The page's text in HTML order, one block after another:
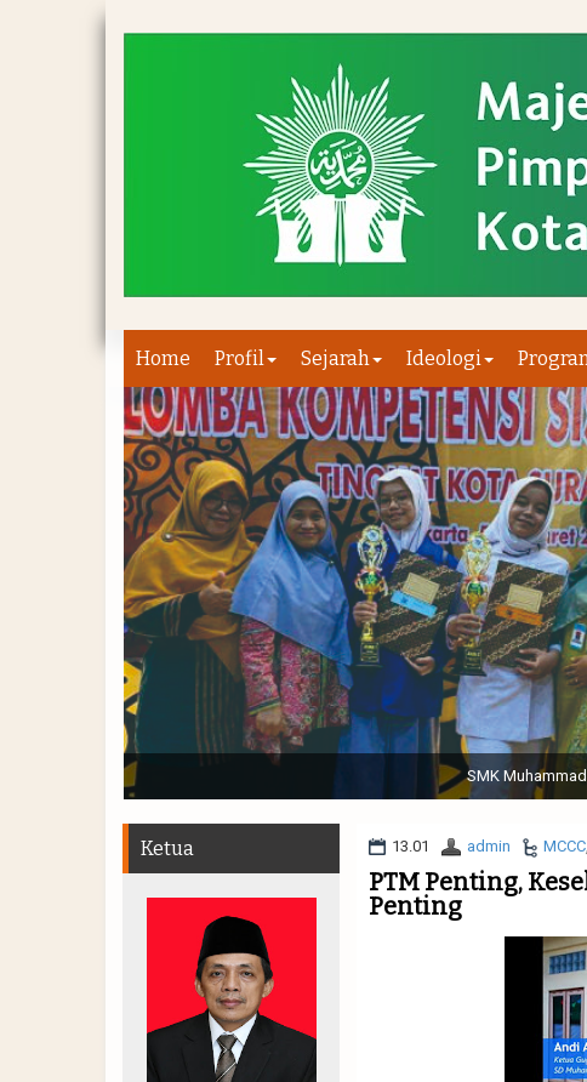
Home Profil Sejarah Ideologi
Sabtu, 19 November 2022. (dari kiri) Pertunjukan Tapak
Muhammadiyah 48 ||
13.01 admin MCCC,
PTM Penting,
Penting
Ketua